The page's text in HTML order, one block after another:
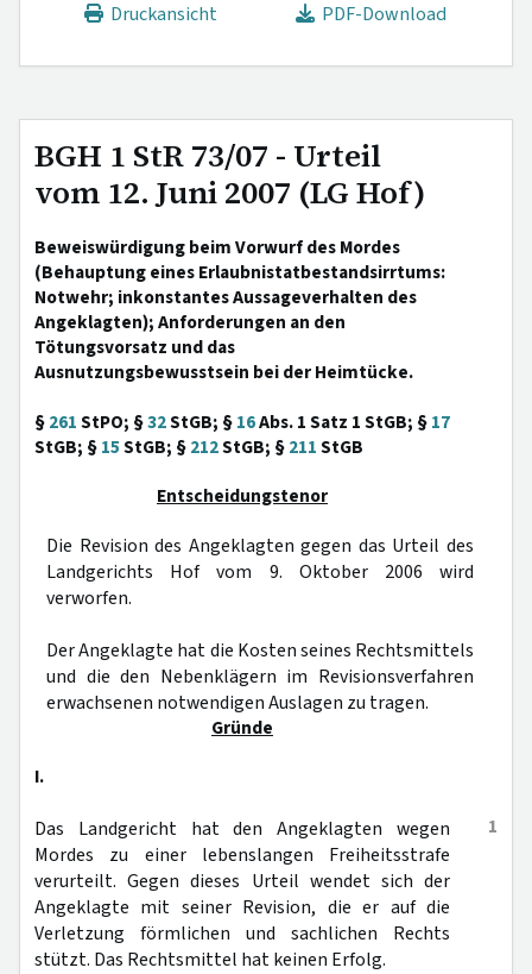
Druckansicht
PDF-Download
BGH 1 StR 73/07 - Urteil
vom 12. Juni 2007 (LG Hof)
Beweiswürdigung beim Vorwurf des Mordes
(Behauptung eines Erlaubnistatbestandsirrtums:
Notwehr; inkonstantes Aussageverhalten des
Angeklagten); Anforderungen an den
Tötungsvorsatz und das
Ausnutzungsbewusstsein bei der Heimtücke.
§261StPO; §32StGB; §16Abs. 1 Satz 1 StGB; §17
StGB; §15StGB; §212StGB; §211StGB
Entscheidungstenor
Die Revision des Angeklagten gegen das Urteil des
Landgerichts Hof vom 9. Oktober 2006 wird
verworfen.
Der Angeklagte hat die Kosten seines Rechtsmittels
und die den Nebenklägern im Revisionsverfahren
erwachsenen notwendigen Auslagen zu tragen.
Gründe
I.
1
Das Landgericht hat den Angeklagten wegen
Mordes zu einer lebenslangen Freiheitsstrafe
verurteilt. Gegen dieses Urteil wendet sich der
Angeklagte mit seiner Revision, die er auf die
Verletzung förmlichen und sachlichen Rechts
stützt. Das Rechtsmittel hat keinen Erfolg.